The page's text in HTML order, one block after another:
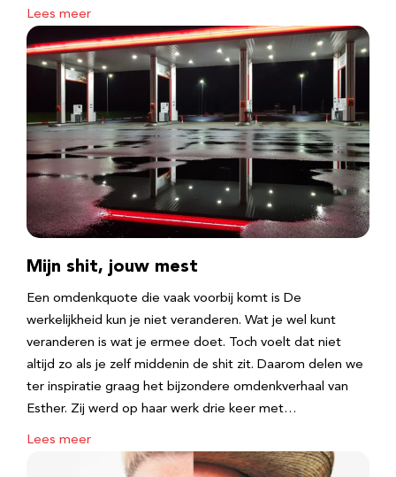
Lees meer
Mijn shit, jouw mest
Een omdenkquote die vaak voorbij komt is De
werkelijkheid kun je niet veranderen. Wat je wel kunt
veranderen is wat je ermee doet. Toch voelt dat niet
altijd zo als je zelf middenin de shit zit. Daarom delen we
ter inspiratie graag het bijzondere omdenkverhaal van
Esther. Zij werd op haar werk drie keer met…
Lees meer